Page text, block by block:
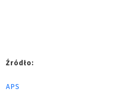
Źródło:
APS